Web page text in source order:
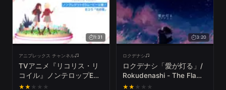
1:31
アニプレックス チャンネル
TVアニメ『リコリス・リ
コイル』ノンテロップED
ムービー｜さユり「花の
★★ ★ ★ ★
3:20
ロクデナシ
ロクデナシ「愛が灯る」/
Rokudenashi - The Flame
of Love【Official Music
★★ ★ ★ ★